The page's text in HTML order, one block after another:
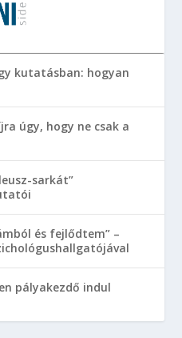
kutatásban: hogyan
úgy, hogy ne csak a
sarkát”
és fejlődtem” –
pályakezdő indul